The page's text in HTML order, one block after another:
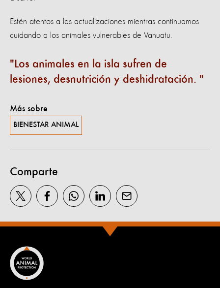
Estén atentos a las actualizaciones mientras continuamos
cuidando a los animales vulnerables de Vanuatu.
Los animales en la isla sufren de
lesiones, desnutrición y deshidratación.
Más sobre
BIENESTAR ANIMAL
Comparte